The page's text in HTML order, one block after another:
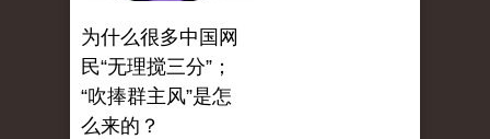
为什么很多中国网
民“无理搅三分”；
“吹捧群主风”是怎
么来的？